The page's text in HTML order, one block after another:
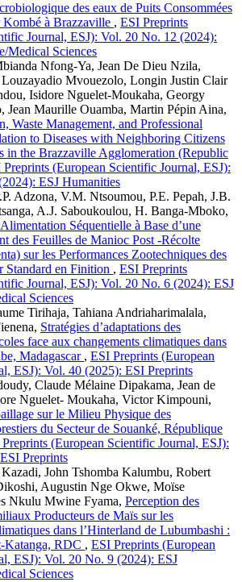
des eaux de Puits Consommées
Kombé à Brazzaville , ESI Preprints
Journal, ESJ): Vol. 20 No. 12 (2024):
Medical Sciences
Nfong-Ya, Jean De Dieu Nzila,
Mvouezolo, Longin Justin Clair
Isidore Nguelet-Moukaha, Georgy
Jean Maurille Ouamba, Martin Pépin Aina,
Waste Management, and Professional
to Diseases with Neighboring Citizens
in the Brazzaville Agglomeration (Republic
Preprints (European Scientific Journal, ESJ):
ESJ Humanities
Adzona, V.M. Ntsoumou, P.E. Pepah, J.B.
A.J. Saboukoulou, H. Banga-Mboko,
Séquentielle à Base d’une
des Feuilles de Manioc Post -Récolte
sur les Performances Zootechniques des
Standard en Finition , ESI Preprints
Journal, ESJ): Vol. 20 No. 6 (2024): ESJ
Sciences
Tirihaja, Tahiana Andriaharimalala,
Stratégies d’adaptations des
face aux changements climatiques dans
Madagascar , ESI Preprints (European
ESJ): Vol. 40 (2025): ESI Preprints
Claude Mélaine Dipakama, Jean de
Nguelet- Moukaha, Victor Kimpouni,
sur le Milieu Physique des
du Secteur de Souanké, République
(European Scientific Journal, ESJ):
Preprints
John Tshomba Kalumbu, Robert
Augustin Nge Okwe, Moïse
Nkulu Mwine Fyama, Perception des
Producteurs de Maïs sur les
dans l’Hinterland de Lubumbashi :
Katanga, RDC , ESI Preprints (European
ESJ): Vol. 20 No. 9 (2024): ESJ
Sciences